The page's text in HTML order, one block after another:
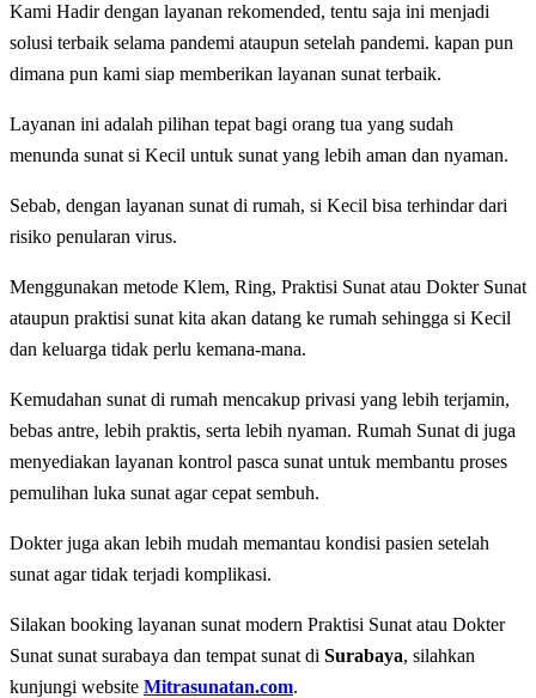
Kami Hadir dengan layanan rekomended, tentu saja ini menjadi
solusi terbaik selama pandemi ataupun setelah pandemi. kapan pun
dimana pun kami siap memberikan layanan sunat terbaik.
Layanan ini adalah pilihan tepat bagi orang tua yang sudah
menunda sunat si Kecil untuk sunat yang lebih aman dan nyaman.
Sebab, dengan layanan sunat di rumah, si Kecil bisa terhindar dari
risiko penularan virus.
Menggunakan metode Klem, Ring, Praktisi Sunat atau Dokter Sunat
ataupun praktisi sunat kita akan datang ke rumah sehingga si Kecil
dan keluarga tidak perlu kemana-mana.
Kemudahan sunat di rumah mencakup privasi yang lebih terjamin,
bebas antre, lebih praktis, serta lebih nyaman. Rumah Sunat di juga
menyediakan layanan kontrol pasca sunat untuk membantu proses
pemulihan luka sunat agar cepat sembuh.
Dokter juga akan lebih mudah memantau kondisi pasien setelah
sunat agar tidak terjadi komplikasi.
Silakan booking layanan sunat modern Praktisi Sunat atau Dokter
Sunat sunat surabaya dan tempat sunat di Surabaya, silahkan
kunjungi website Mitrasunatan.com.